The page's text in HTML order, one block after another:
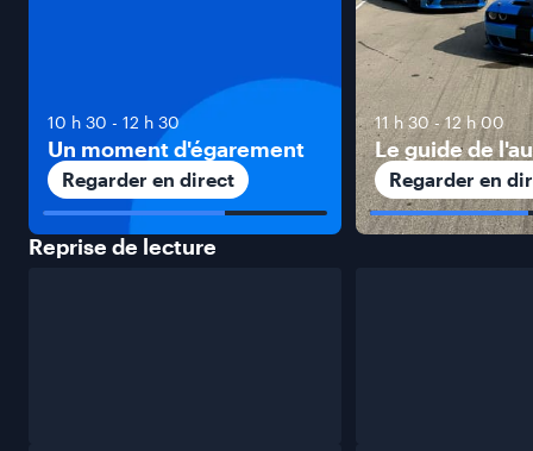
10 h 30 - 12 h 30
Un moment d'égarement
Regarder en direct
11 h 30- 12 h 00
Le guide de
Regarder en
Reprise de lecture